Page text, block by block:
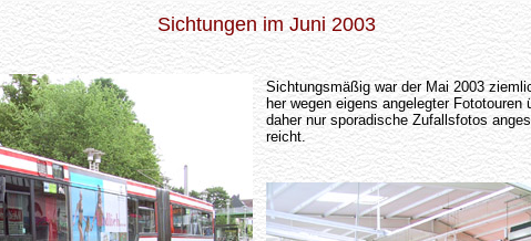
Sichtungen im Juni 2003
Sichtungsmäßig war der Mai 2003
her wegen eigens angelegter
daher nur sporadische Zufallsfotos
reicht.